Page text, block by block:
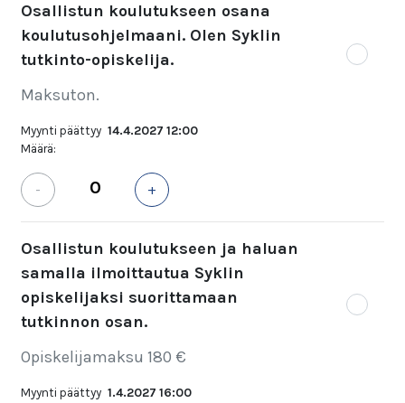
Osallistun koulutukseen osana
koulutusohjelmaani. Olen Syklin
tutkinto-opiskelija.
Maksuton.
Myynti päättyy 14.4.2027 12:00
Määrä:
- +
Osallistun koulutukseen ja haluan
samalla ilmoittautua Syklin
opiskelijaksi suorittamaan
tutkinnon osan.
Opiskelijamaksu 180 €
Myynti päättyy 1.4.2027 16:00